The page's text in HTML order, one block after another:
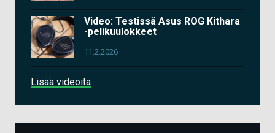
Video: Testissä Asus ROG Kithara
-pelikuulokkeet
11.2.2026
Lisää videoita